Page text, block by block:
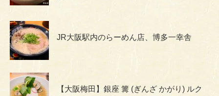
JR大阪駅内のらーめん店、博多一幸舎
【大阪梅田】銀座 篝 (ぎんざ かがり) ルク